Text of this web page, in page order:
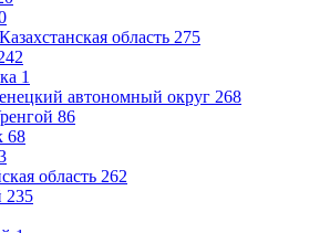
область 275
1
автономный округ 268
86
68
область 262
235